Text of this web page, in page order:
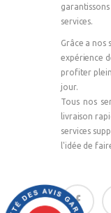
services.
Grâce a nos
expérience
profiter
jour.
Tous nos
livraison
services
l'idée de